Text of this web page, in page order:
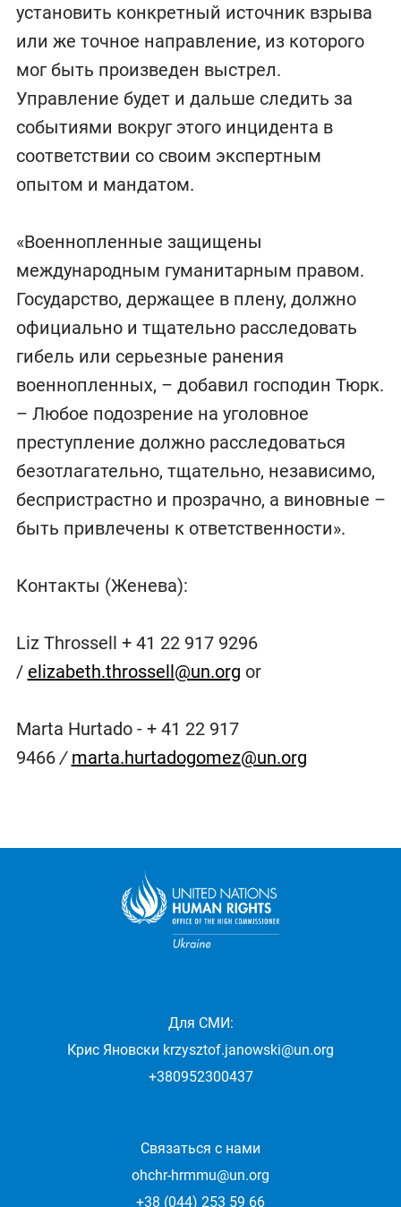
установить конкретный источник взрыва
или же точное направление, из которого
мог быть произведен выстрел.
Управление будет и дальше следить за
событиями вокруг этого инцидента в
соответствии со своим экспертным
опытом и мандатом.
«Военнопленные защищены
международным гуманитарным правом.
Государство, держащее в плену, должно
официально и тщательно расследовать
гибель или серьезные ранения
военнопленных, – добавил господин Тюрк.
– Любое подозрение на уголовное
преступление должно расследоваться
безотлагательно, тщательно, независимо,
беспристрастно и прозрачно, а виновные –
быть привлечены к ответственности».
Контакты (Женева):
Liz Throssell + 41 22 917 9296
/ elizabeth.throssell@un.org or
Marta Hurtado - + 41 22 917
9466/ marta.hurtadogomez@un.org
Для СМИ:
Крис Яновски krzysztof.janowski@un.org
+380952300437
Связаться с нами
ohchr-hrmmu@un.org
+38 (044) 253 59 66